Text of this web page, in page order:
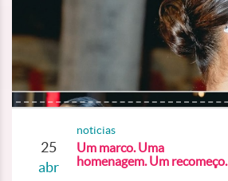
25
abr
noticias
Um marco. Uma
homenagem. Um recomeço.